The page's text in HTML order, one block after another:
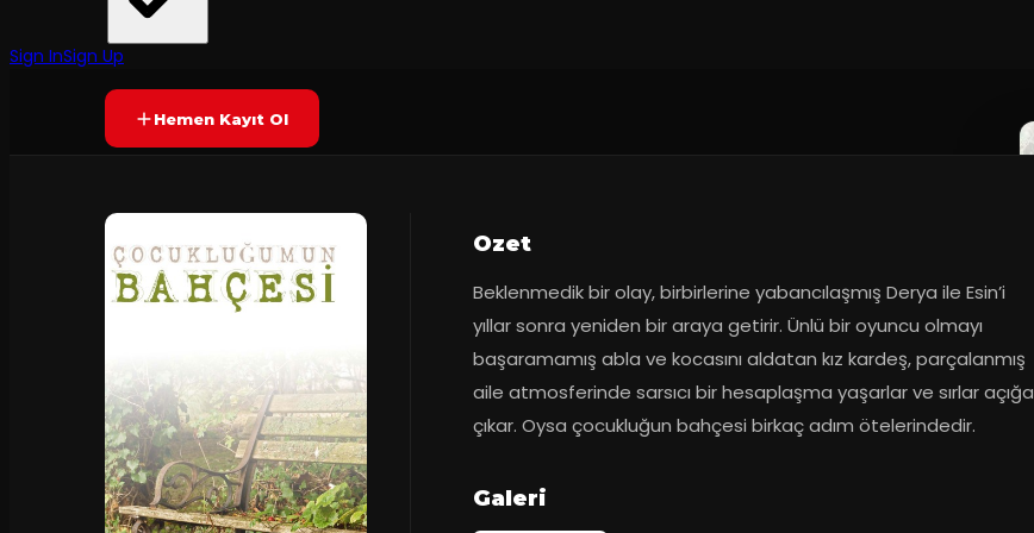
Sign InSign UpYAKINDA Yetersiz oy
Hemen Kayıt Ol
Ozet
Beklenmedik bir olay, birbirlerine yabancılaşmış Derya ile Esin’i
yıllar sonra yeniden bir araya getirir. Ünlü bir oyuncu olmayı
başaramamış abla ve kocasını aldatan kız kardeş, parçalanmış
aile atmosferinde sarsıcı bir hesaplaşma yaşarlar ve sırlar açığa
çıkar. Oysa çocukluğun bahçesi birkaç adım ötelerindedir.
Galeri